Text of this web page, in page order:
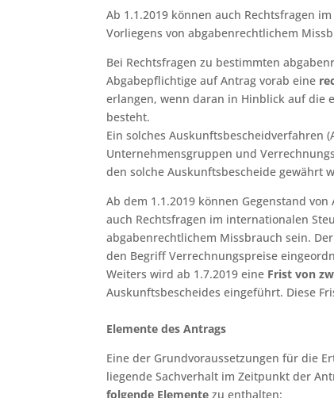
Ab 1.1.2019 können auch Rechtsfragen
Vorliegens von abgabenrechtlichem
Bei Rechtsfragen zu bestimmten
Abgabepflichtige auf Antrag vorab eine
erlangen, wenn daran in Hinblick auf die
besteht.
Ein solches Auskunftsbescheidverfahren
Unternehmensgruppen und
den solche Auskunftsbescheide gewährt
Ab dem 1.1.2019 können Gegenstand
auch Rechtsfragen im internationalen
abgabenrechtlichem Missbrauch sein.
den Begriff Verrechnungspreise
Weiters wird ab 1.7.2019 eine Frist von
Auskunftsbescheides eingeführt. Diese
Elemente des Antrags
Eine der Grundvoraussetzungen für die
liegende Sachverhalt im Zeitpunkt der
folgende Elemente zu enthalten: